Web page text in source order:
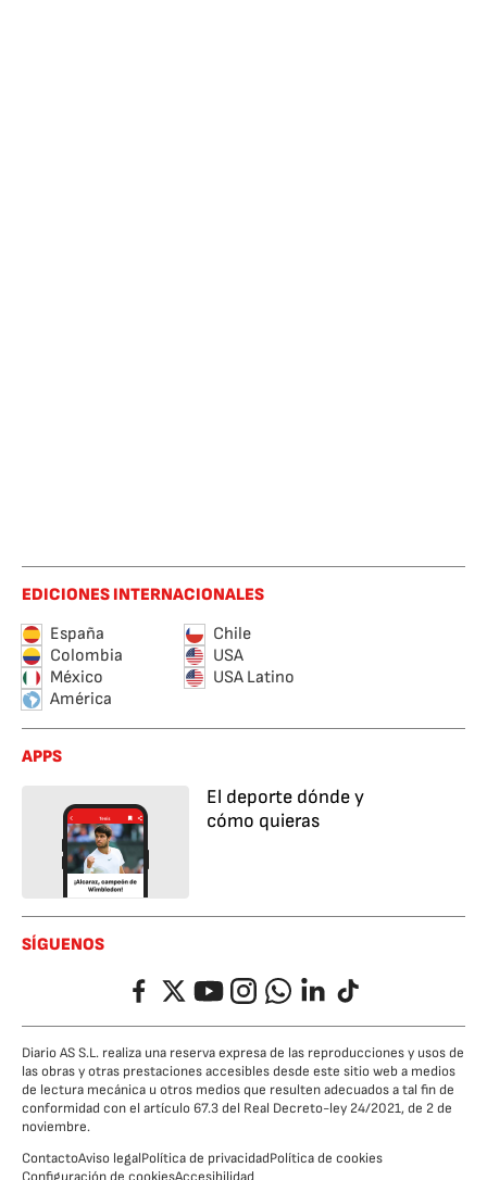
EDICIONES INTERNACIONALES
España
Chile
Colombia
USA
México
USA Latino
América
APPS
El deporte dónde y
cómo quieras
SÍGUENOS
FacebookTwitterYouTubeInstagramWhatsappLinkedIn
TikTok
Diario AS S.L. realiza una reserva expresa de las reproducciones y usos de
las obras y otras prestaciones accesibles desde este sitio web a medios
de lectura mecánica u otros medios que resulten adecuados a tal fin de
conformidad con el artículo 67.3 del Real Decreto-ley 24/2021, de 2 de
noviembre.
ContactoAviso legalPolítica de privacidadPolítica de cookies